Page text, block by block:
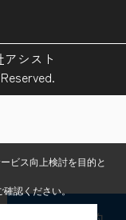
シスト
ビス向上検討を目的と
確認ください。